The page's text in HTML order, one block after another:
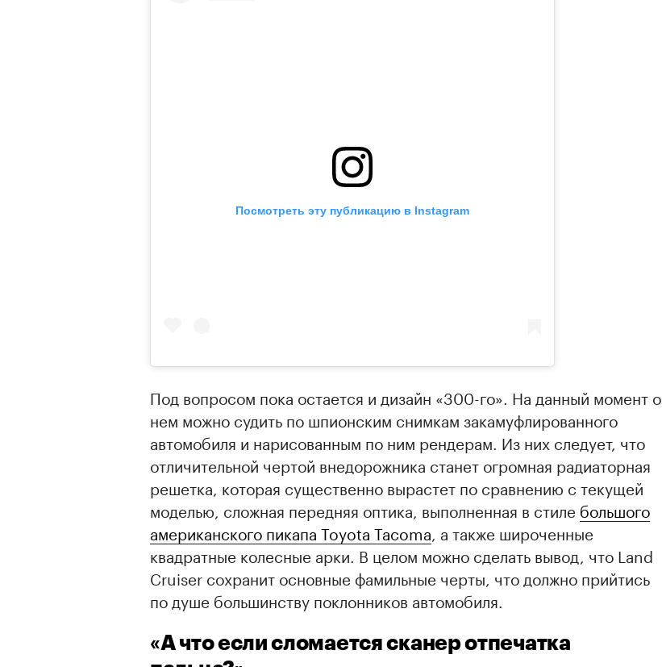
Посмотреть эту публикацию в Instagram
Под вопросом пока остается и дизайн «300-го». На данный момент о
нем можно судить по шпионским снимкам закамуфлированного
автомобиля и нарисованным по ним рендерам. Из них следует, что
отличительной чертой внедорожника станет огромная радиаторная
решетка, которая существенно вырастет по сравнению с текущей
моделью, сложная передняя оптика, выполненная в стиле большого
американского пикапа Toyota Tacoma, а также широченные
квадратные колесные арки. В целом можно сделать вывод, что Land
Cruiser сохранит основные фамильные черты, что должно прийтись
по душе большинству поклонников автомобиля.
«А что если сломается сканер отпечатка